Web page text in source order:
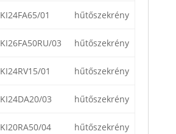
KI24FA65/01 hűtőszekrény
KI26FA50RU/03 hűtőszekrény
KI24RV15/01 hűtőszekrény
KI24DA20/03 hűtőszekrény
KI20RA50/04 hűtőszekrény